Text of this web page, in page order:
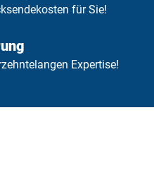
für Sie!
Expertise!